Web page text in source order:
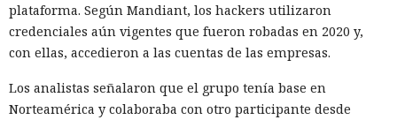
plataforma. Según Mandiant, los hackers utilizaron
credenciales aún vigentes que fueron robadas en 2020 y,
con ellas, accedieron a las cuentas de las empresas.
Los analistas señalaron que el grupo tenía base en
Norteamérica y colaboraba con otro participante desde